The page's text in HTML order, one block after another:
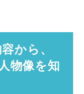
から、
物像を知